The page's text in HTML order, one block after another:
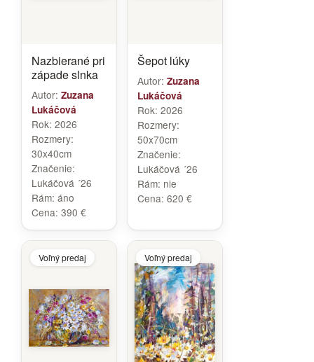
Nazbierané pri
západe slnka
Autor: Zuzana
Lukáčová
Rok: 2026
Rozmery:
30x40cm
Značenie:
Lukáčová ´26
Rám: áno
Cena: 390 €
Šepot lúky
Autor: Zuzana
Lukáčová
Rok: 2026
Rozmery:
50x70cm
Značenie:
Lukáčová ´26
Rám: nie
Cena: 620 €
Voľný predaj Voľný predaj